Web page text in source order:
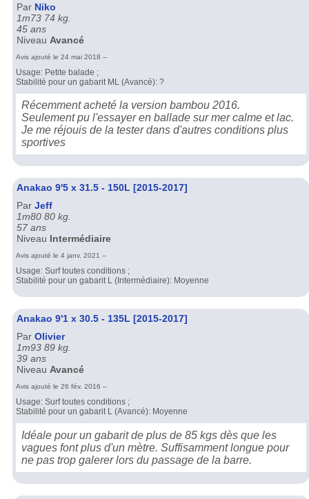
Par Niko
1m73 74 kg.
45 ans
Niveau Avancé
Avis ajouté le 24 mai 2018 --
Usage: Petite balade ;
Stabilité pour un gabarit ML (Avancé): ?
Récemment acheté la version bambou 2016.
Seulement pu l'essayer en ballade sur mer calme et lac.
Je me réjouis de la tester dans d'autres conditions plus
sportives
Anakao 9'5 x 31.5 - 150L [2015-2017]
Par Jeff
1m80 80 kg.
57 ans
Niveau Intermédiaire
Avis ajouté le 4 janv. 2021 --
Usage: Surf toutes conditions ;
Stabilité pour un gabarit L (Intermédiaire): Moyenne
Anakao 9'1 x 30.5 - 135L [2015-2017]
Par Olivier
1m93 89 kg.
39 ans
Niveau Avancé
Avis ajouté le 26 fév. 2016 --
Usage: Surf toutes conditions ;
Stabilité pour un gabarit L (Avancé): Moyenne
Idéale pour un gabarit de plus de 85 kgs dès que les
vagues font plus d'un mètre. Suffisamment longue pour
ne pas trop galerer lors du passage de la barre.